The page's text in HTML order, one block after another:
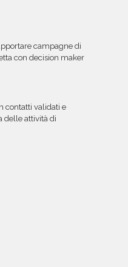
campagne di
con decision maker
contatti validati e
delle attività di